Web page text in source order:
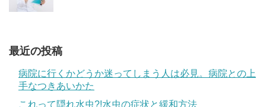
最近の投稿
病院に行くかどうか迷ってしまう人は必見。病院との上
手なつきあいかた
これって隠れ水虫?!水虫の症状と緩和方法